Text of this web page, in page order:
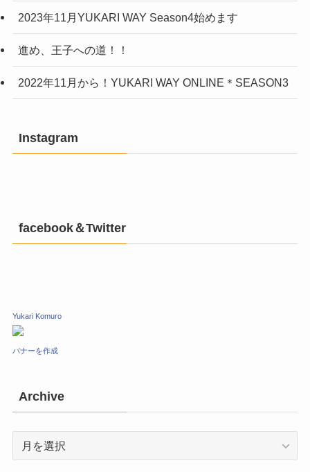
2023年11月YUKARI WAY Season4始めます
進め、王子への道！！
2022年11月から！YUKARI WAY ONLINE＊SEASON3
Instagram
facebook＆Twitter
Yukari Komuro
バナーを作成
Archive
Archive